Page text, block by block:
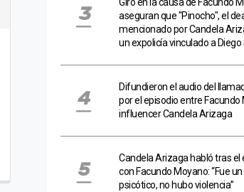
aseguran que "Pinocho", el
mencionado por Candela
un expolicía vinculado a
Difundieron el audio del
por el episodio entre Facundo
influencer Candela Arizaga
Candela Arizaga habló tras el
con Facundo Moyano: “Fue
psicótico, no hubo violencia”